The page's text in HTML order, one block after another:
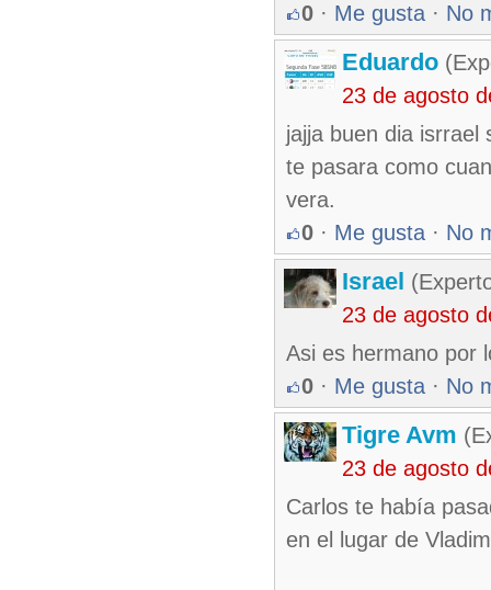
0 · Me gusta · No
Eduardo
23 de agosto
jajja buen dia isrrael
te pasara como
vera.
0 · Me gusta · No
Israel
23 de agosto
Asi es hermano por
0 · Me gusta · No
Tigre Avm
23 de agosto
Carlos te había
en el lugar de